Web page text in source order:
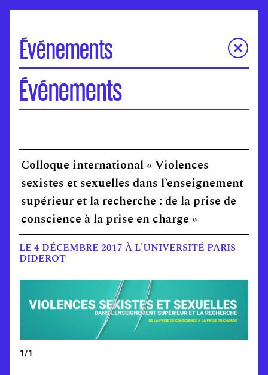
Événements
À la une
Portes Ouvertes
Visite virtuelle des écoles
Assises nationales
EuroFabrique
Événements
Accompagnement des établissements
Événements
Colloque international « Violences
sexistes et sexuelles dans l’enseignement
supérieur et la recherche : de la prise de
conscience à la prise en charge »
LE 4 DÉCEMBRE 2017 À L'UNIVERSITÉ PARIS
DIDEROT
1/1